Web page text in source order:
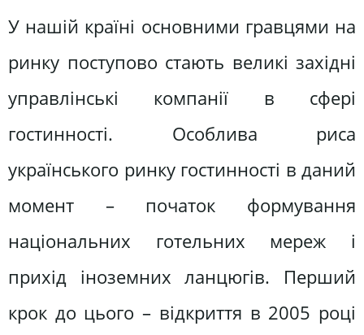
У нашій країні основними гравцями на
ринку поступово стають великі західні
управлінські компанії в сфері
гостинності. Особлива риса
українського ринку гостинності в даний
момент – початок формування
національних готельних мереж і
прихід іноземних ланцюгів. Перший
крок до цього – відкриття в 2005 році